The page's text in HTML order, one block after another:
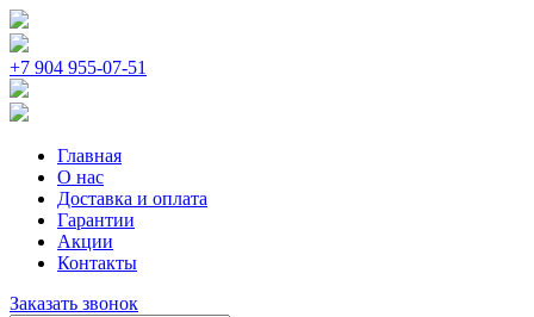
+7 904 955-07-51
Главная
О нас
Доставка и оплата
Гарантии
Акции
Контакты
Заказать звонок